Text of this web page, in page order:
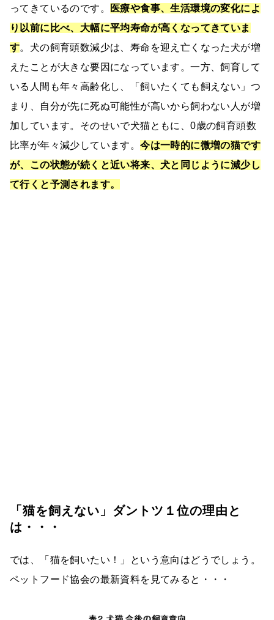
ってきているのです。
医療や食事、生活環境の変化によ
り以前に比べ、大幅に平均寿命が高くなってきていま
す。犬の飼育頭数減少は、寿命を迎え亡くなった犬が増
えたことが大きな要因になっています。一方、飼育して
いる人間も年々高齢化し、「飼いたくても飼えない」つ
まり、自分が先に死ぬ可能性が高いから飼わない人が増
加しています。そのせいで犬猫ともに、0歳の飼育頭数
比率が年々減少しています。今は一時的に微増の猫です
が、この状態が続くと近い将来、犬と同じように減少し
て行くと予測されます。
「猫を飼えない」ダントツ１位の理由と
は・・・
では、「猫を飼いたい！」という意向はどうでしょう。
ペットフード協会の最新資料を見てみると・・・